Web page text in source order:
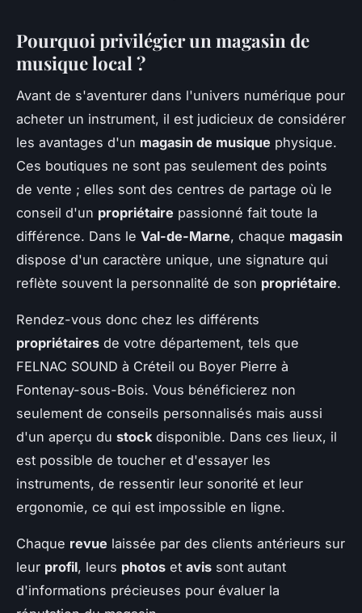
Pourquoi privilégier un magasin de
musique local ?
Avant de s'aventurer dans l'univers numérique pour
acheter un instrument, il est judicieux de considérer
les avantages d'un magasin de musique physique.
Ces boutiques ne sont pas seulement des points
de vente ; elles sont des centres de partage où le
conseil d'un propriétaire passionné fait toute la
différence. Dans le Val-de-Marne, chaque magasin
dispose d'un caractère unique, une signature qui
reflète souvent la personnalité de son propriétaire.
Rendez-vous donc chez les différents
propriétaires de votre département, tels que
FELNAC SOUND à Créteil ou Boyer Pierre à
Fontenay-sous-Bois. Vous bénéficierez non
seulement de conseils personnalisés mais aussi
d'un aperçu du stock disponible. Dans ces lieux, il
est possible de toucher et d'essayer les
instruments, de ressentir leur sonorité et leur
ergonomie, ce qui est impossible en ligne.
Chaque revue laissée par des clients antérieurs sur
leur profil, leurs photos et avis sont autant
d'informations précieuses pour évaluer la